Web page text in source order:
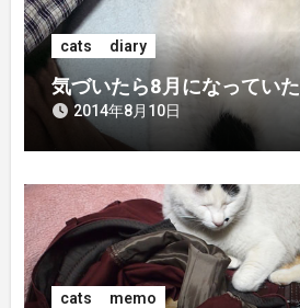
シ
ョ
cats diary
気づいたら8月になっていた
2014年8月10日
cats memo